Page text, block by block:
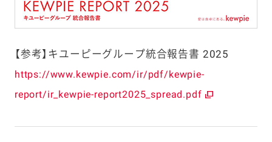
【参考】キユーピーグループ統合報告書 2025
https://www.kewpie.com/ir/pdf/kewpie-
report/ir_kewpie-report2025_spread.pdf